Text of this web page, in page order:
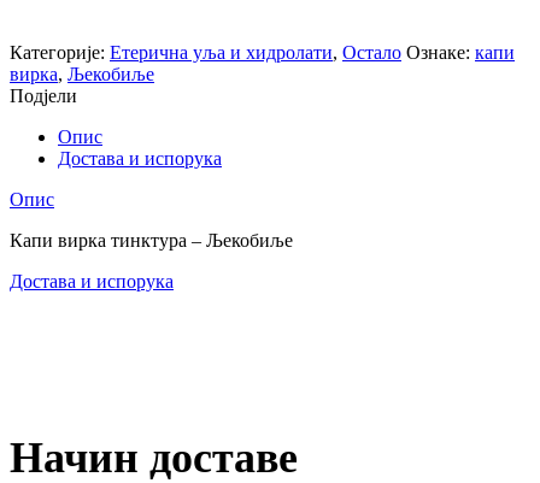
Категорије: Етерична уља и хидролати, Остало Ознаке: капи
вирка, Љекобиље
Подјели
Опис
Достава и испорука
Опис
Капи вирка тинктура – Љекобиље
Достава и испорука
Начин доставе